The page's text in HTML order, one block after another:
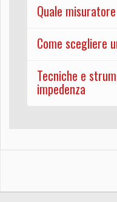
Quale
Come scegliere
Tecniche e
impedenza